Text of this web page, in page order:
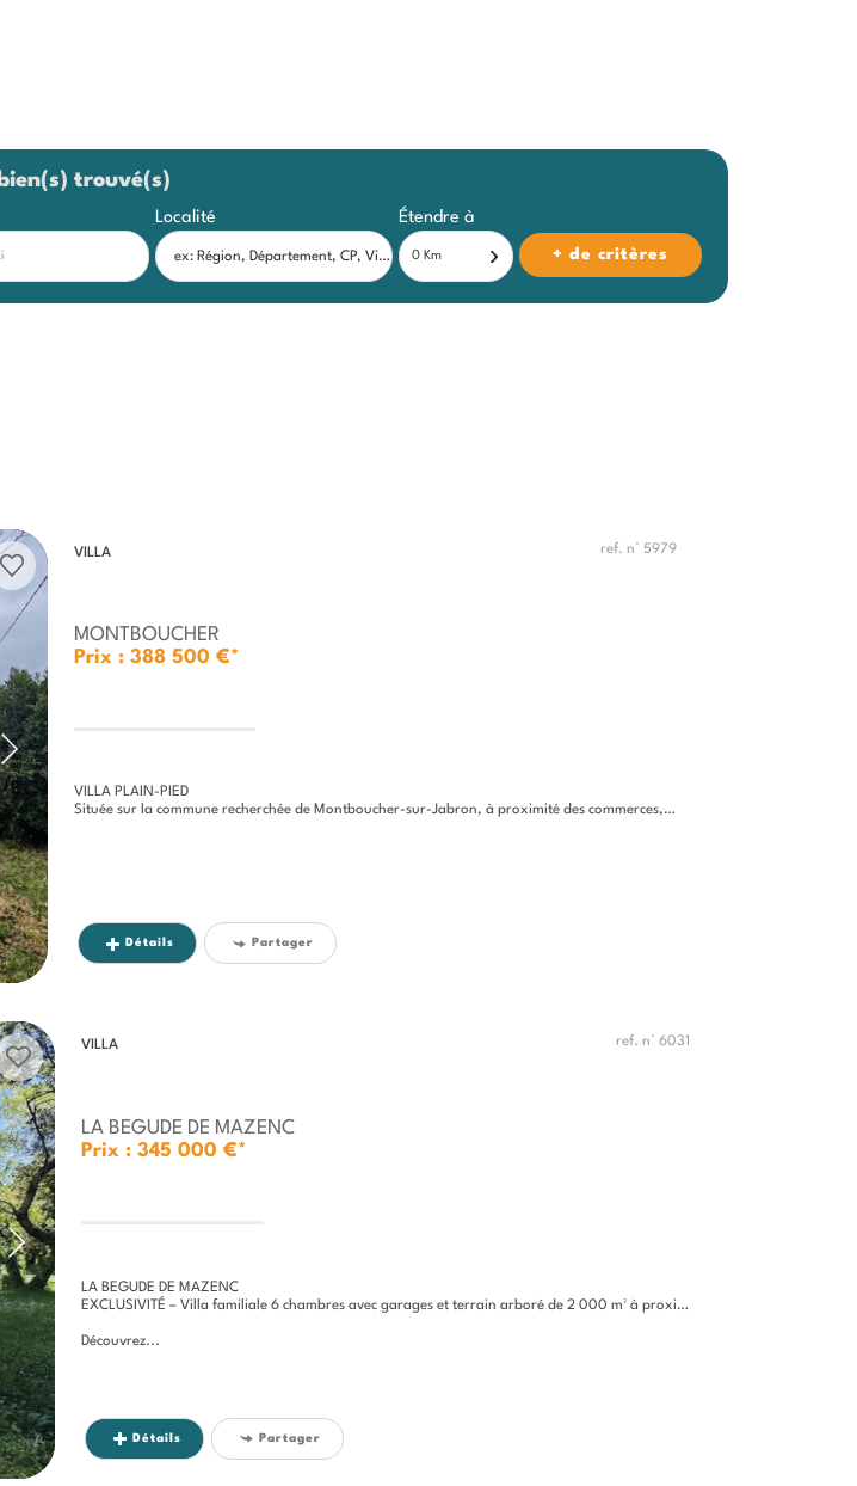
bien(s) trouvé(s)
Localité Étendre à
0 Km + de critères
VILLA ref. n° 5979
MONTBOUCHER
Prix : 388 500 €*
VILLA PLAIN-PIED
Située sur la commune recherchée de Montboucher-sur-Jabron, à proximité des commerces, services et commodités, cette...
Détails Partager
VILLA ref. n° 6031
LA BEGUDE DE MAZENC
Prix : 345 000 €*
LA BEGUDE DE MAZENC
EXCLUSIVITÉ – Villa familiale 6 chambres avec garages et terrain arboré de 2 000 m² à proximité du village
Découvrez...
Détails Partager